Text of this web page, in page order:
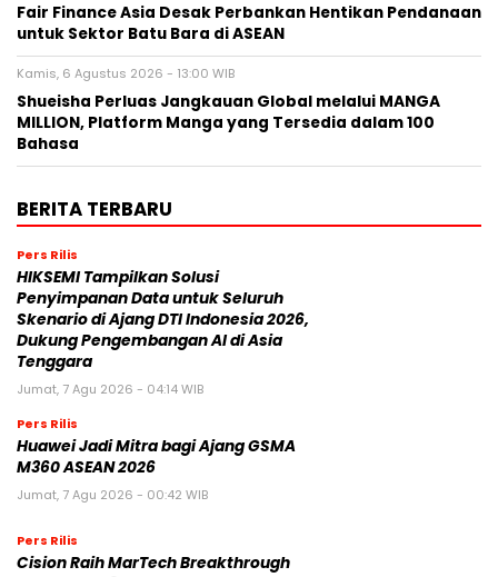
Fair Finance Asia Desak Perbankan Hentikan Pendanaan
untuk Sektor Batu Bara di ASEAN
Kamis, 6 Agustus 2026 - 13:00 WIB
Shueisha Perluas Jangkauan Global melalui MANGA
MILLION, Platform Manga yang Tersedia dalam 100
Bahasa
BERITA TERBARU
Pers Rilis
HIKSEMI Tampilkan Solusi
Penyimpanan Data untuk Seluruh
Skenario di Ajang DTI Indonesia 2026,
Dukung Pengembangan AI di Asia
Tenggara
Jumat, 7 Agu 2026 - 04:14 WIB
Pers Rilis
Huawei Jadi Mitra bagi Ajang GSMA
M360 ASEAN 2026
Jumat, 7 Agu 2026 - 00:42 WIB
Pers Rilis
Cision Raih MarTech Breakthrough